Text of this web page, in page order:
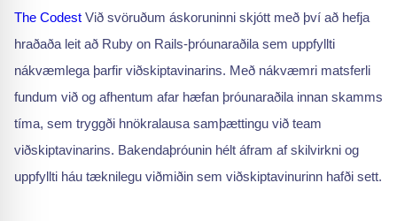
The Codest Við svöruðum áskoruninni skjótt með því að hefja
hraðaða leit að Ruby on Rails-þróunaraðila sem uppfyllti
nákvæmlega þarfir viðskiptavinarins. Með nákvæmri matsferli
fundum við og afhentum afar hæfan þróunaraðila innan skamms
tíma, sem tryggði hnökralausa samþættingu við team
viðskiptavinarins. Bakendaþróunin hélt áfram af skilvirkni og
uppfyllti háu tæknilegu viðmiðin sem viðskiptavinurinn hafði sett.